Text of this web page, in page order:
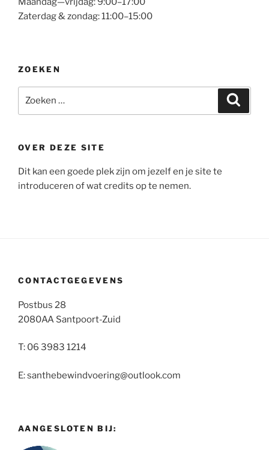
Zaterdag & zondag: 11:00–15:00
ZOEKEN
naar:
OVER DEZE SITE
Dit kan een goede plek zijn om jezelf en je site te
introduceren of wat credits op te nemen.
CONTACTGEGEVENS
Postbus 28
2080AA Santpoort-Zuid
T: 06 3983 1214
E: santhebewindvoering@outlook.com
AANGESLOTEN BIJ: